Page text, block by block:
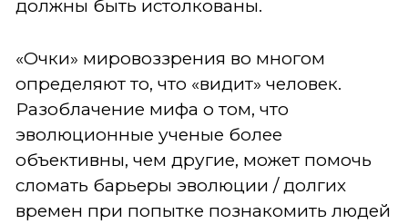
должны быть истолкованы.
«Очки» мировоззрения во многом
определяют то, что «видит» человек.
Разоблачение мифа о том, что
эволюционные ученые более
объективны, чем другие, может помочь
сломать барьеры эволюции / долгих
времен при попытке познакомить людей